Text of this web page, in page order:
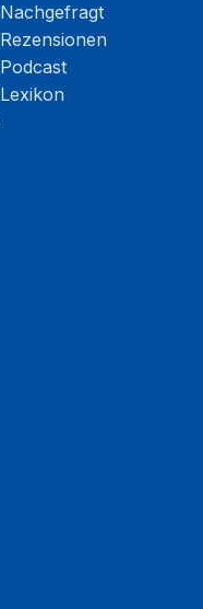
Nachgefragt
Rezensionen
Podcast
Lexikon